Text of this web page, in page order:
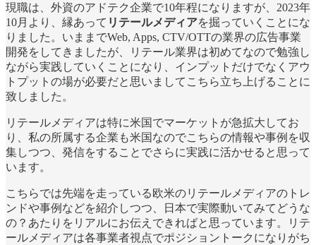
現職は、外資のアドテク企業で10年程になりますが、2023年
10月より、縁あって リテールメディアを掘っていくことにな
りました。いままでWeb, Apps, CTV/OTTの業界の広告事業
開発をしてきましたが、リテール業界は初めてなので勉強し
ながら実践していくことになり、インプットだけでなくアウ
トプットの場が必要だと思いましてこちら立ち上げることに
致しました。
リテールメディアは特に米国でマーケットが急拡大してお
り、私の所属する企業も米国なのでこちらの情報や事例を収
集しつつ、発信をすることでさらに実践に活かせると思って
います。
こちらでは先端を走っている欧米のリテールメディアのトレ
ンドや事例などを紹介しつつ、日本で実際動いてみてどうな
の？あたりをリアルにお伝えできればと思っています。リテ
ールメディアは各事業者視点でポジショントークになりがち